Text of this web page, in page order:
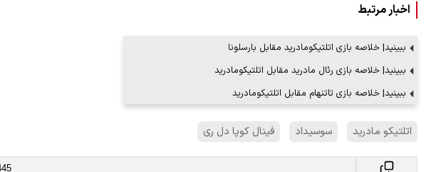
اخبار مرتبط
ببینید| خلاصه بازی اتلتیکومادرید مقابل بارسلونا
ببینید| خلاصه بازی رئال مادرید مقابل اتلتیکومادرید
ببینید| خلاصه بازی تاتنهام مقابل اتلتیکومادرید
اتلتیکو مادرید سوسیداد فینال کوپا دل ری